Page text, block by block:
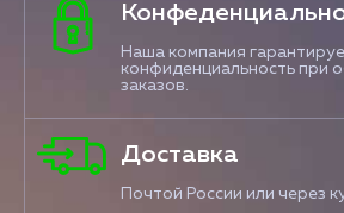
Наша компания
конфиденциальность при
заказов.
Доставка
Почтой России или через